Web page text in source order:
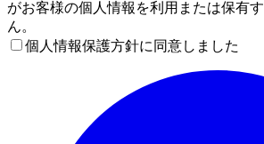
がお客様の個人情報を利用または保有
ん。
個人情報保護方針に同意しました